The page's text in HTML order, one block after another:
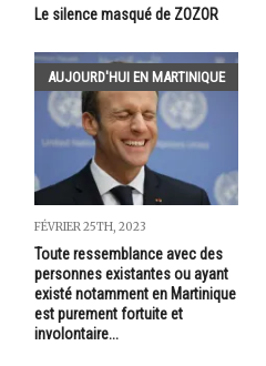
Le silence masqué de ZOZOR
AUJOURD'HUI EN MARTINIQUE
FÉVRIER 25TH, 2023
Toute ressemblance avec des
personnes existantes ou ayant
existé notamment en Martinique
est purement fortuite et
involontaire...